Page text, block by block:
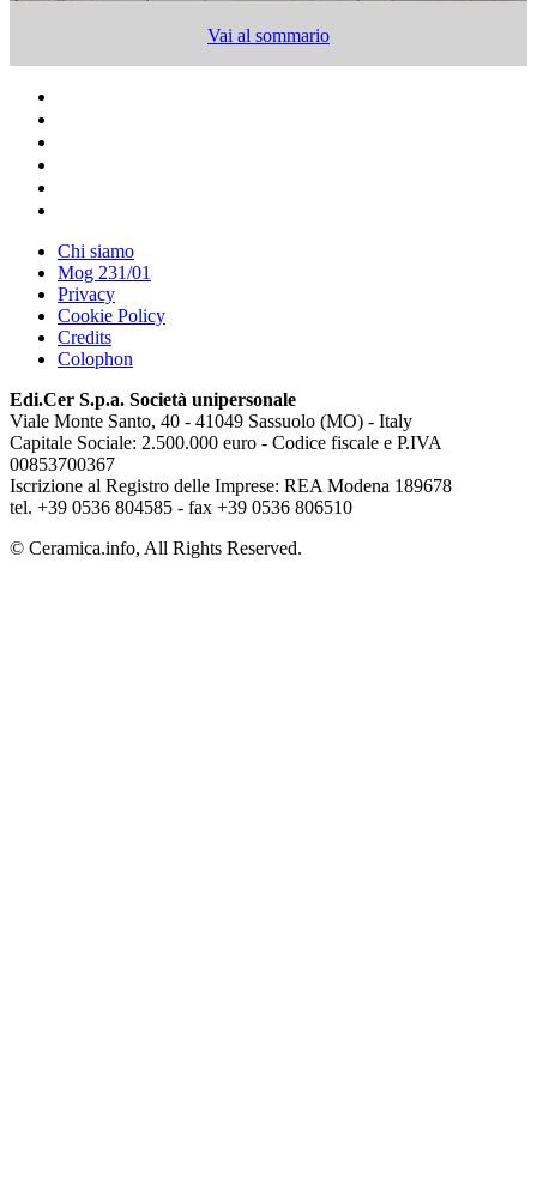
Vai al sommario
Chi siamo
Mog 231/01
Privacy
Cookie Policy
Credits
Colophon
Edi.Cer S.p.a. Società unipersonale
Viale Monte Santo, 40 - 41049 Sassuolo (MO) - Italy
Capitale Sociale: 2.500.000 euro - Codice fiscale e P.IVA
00853700367
Iscrizione al Registro delle Imprese: REA Modena 189678
tel. +39 0536 804585 - fax +39 0536 806510
© Ceramica.info, All Rights Reserved.